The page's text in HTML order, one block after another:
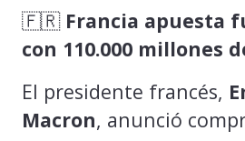
🇫🇷Francia apuesta
con 110.000 millones
El presidente francés,
Macron, anunció